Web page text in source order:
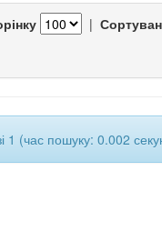
|
1 (час пошуку: 0.002